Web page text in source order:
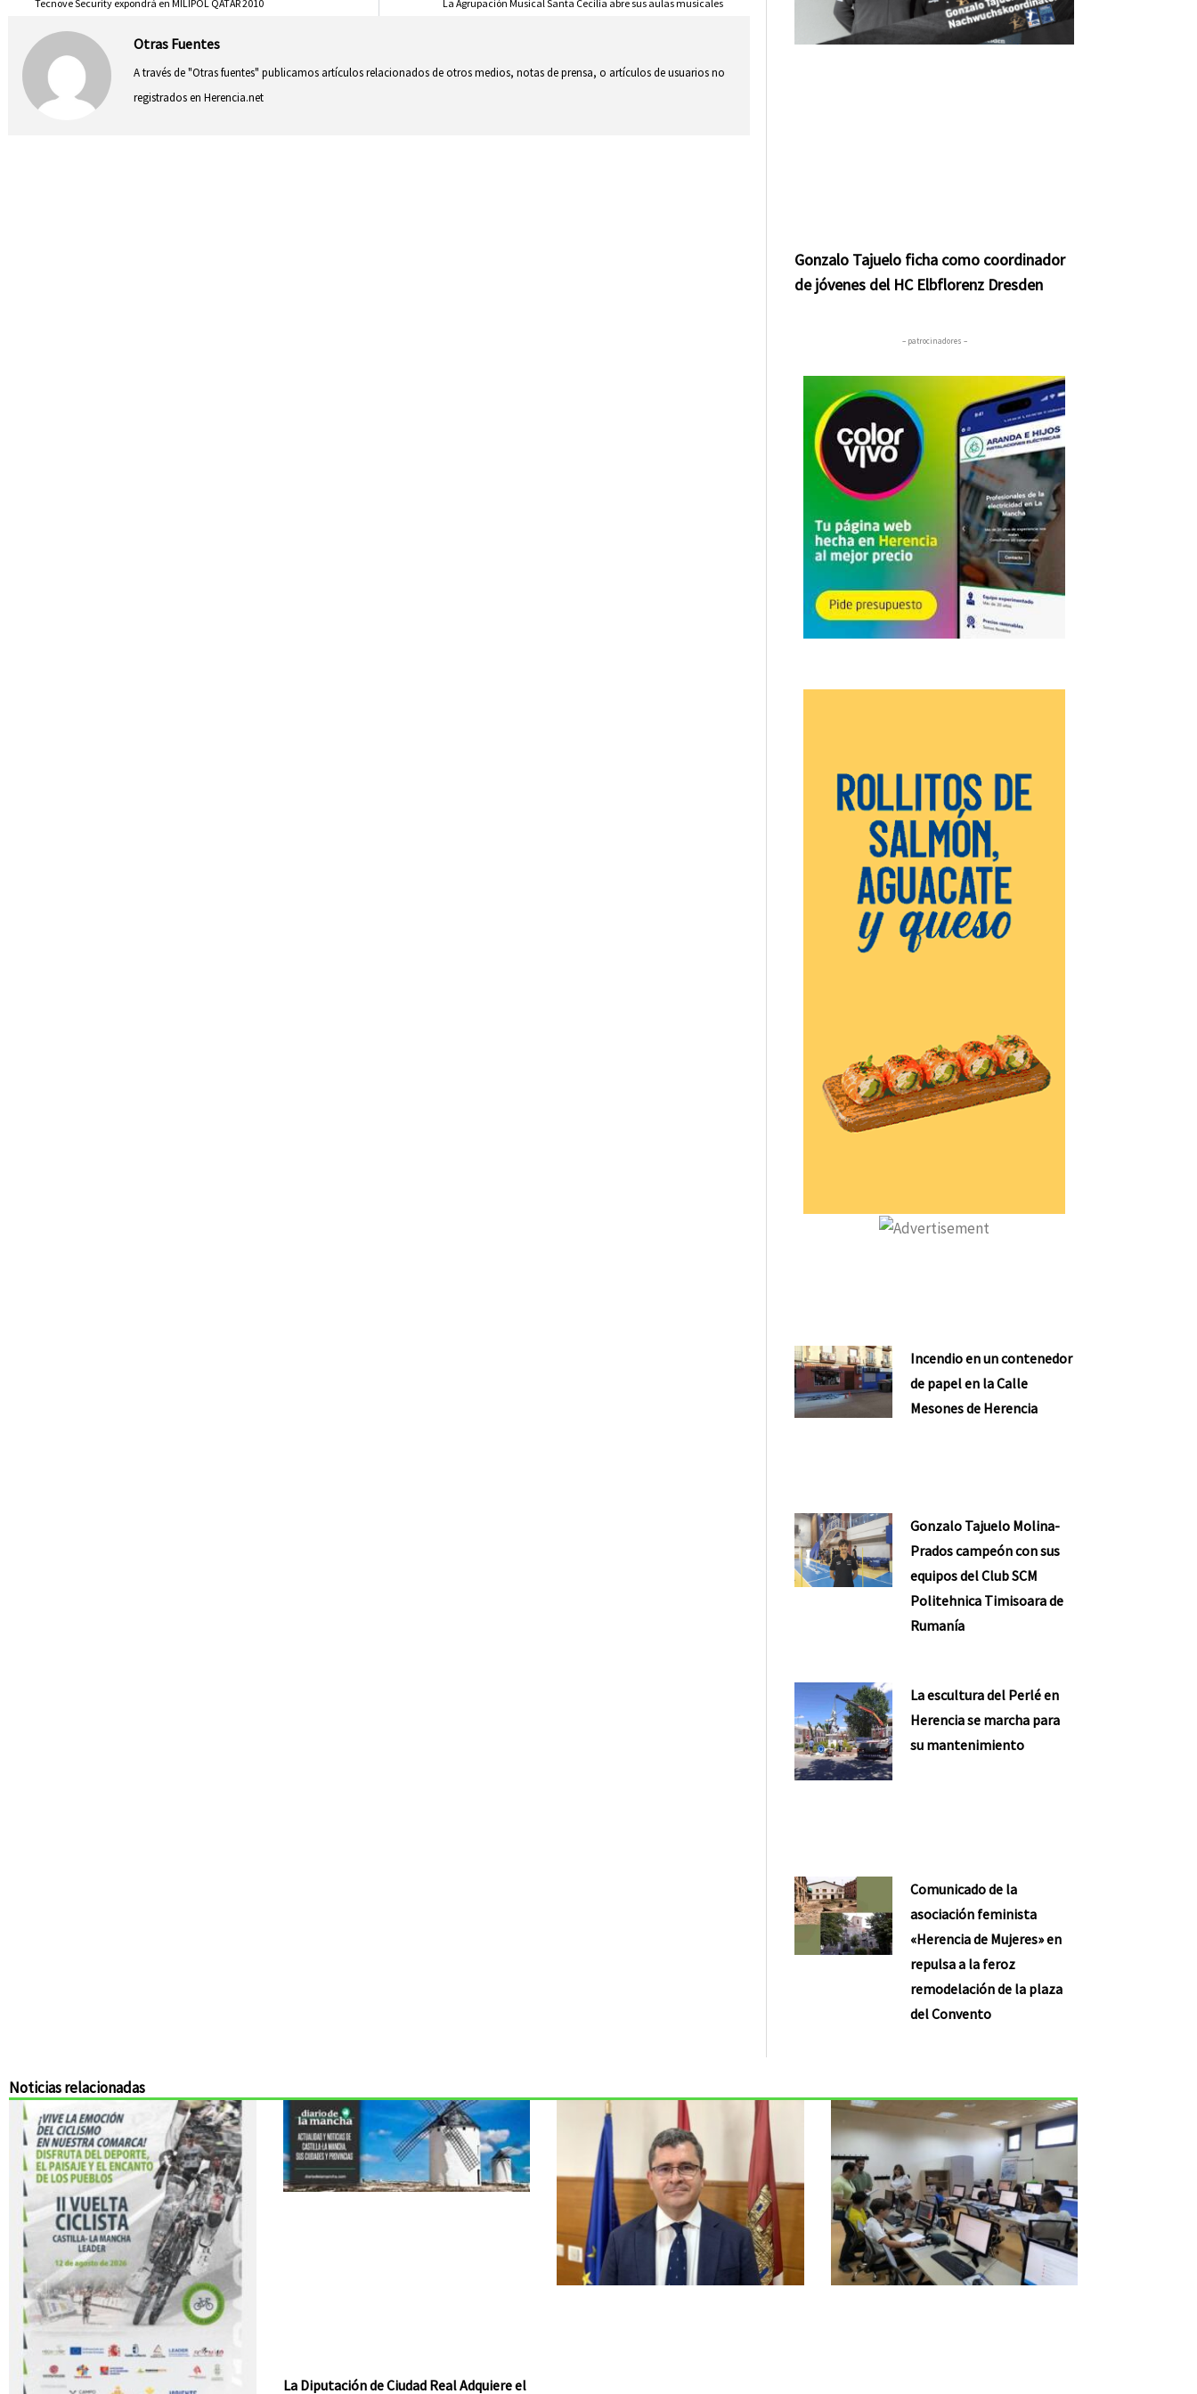
Tecnove Security expondrá en MILIPOL QATAR 2010 La Agrupación Musical Santa Cecilia abre sus aulas musicales
Otras Fuentes
A través de "Otras fuentes" publicamos artículos relacionados de otros medios, notas de prensa, o artículos de usuarios no
registrados en Herencia.net
Gonzalo Tajuelo ficha como coordinador
de jóvenes del HC Elbflorenz Dresden
– patrocinadores –
Incendio en un contenedor
de papel en la Calle
Mesones de Herencia
Gonzalo Tajuelo Molina-
Prados campeón con sus
equipos del Club SCM
Politehnica Timisoara de
Rumanía
La escultura del Perlé en
Herencia se marcha para
su mantenimiento
Comunicado de la
asociación feminista
«Herencia de Mujeres» en
repulsa a la feroz
remodelación de la plaza
del Convento
Noticias relacionadas
La Diputación de Ciudad Real Adquiere el